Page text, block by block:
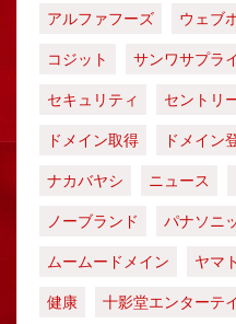
アルファフーズ
ウェブ
コジット
サンワサプラ
セキュリティ
セントリ
ドメイン取得
ドメイン
ナカバヤシ
ニュース
ノーブランド
パナソニ
ムームードメイン
ヤマ
健康
十影堂エンターテ